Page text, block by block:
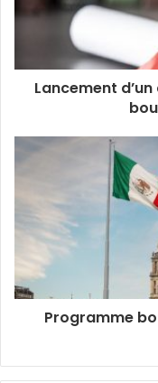
Lancement
Programme